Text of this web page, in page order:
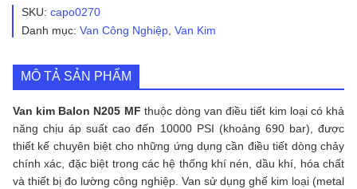
N205
số
SKU: capo0270
Danh mục: Van Công Nghiệp, Van Kim
MÔ TẢ SẢN PHẨM
Van kim Balon N205 MF thuộc dòng van điều tiết kim loại có khả
năng chịu áp suất cao đến 10000 PSI (khoảng 690 bar), được
thiết kế chuyên biệt cho những ứng dụng cần điều tiết dòng chảy
chính xác, đặc biệt trong các hệ thống khí nén, dầu khí, hóa chất
và thiết bị đo lường công nghiệp. Van sử dụng ghế kim loại (metal